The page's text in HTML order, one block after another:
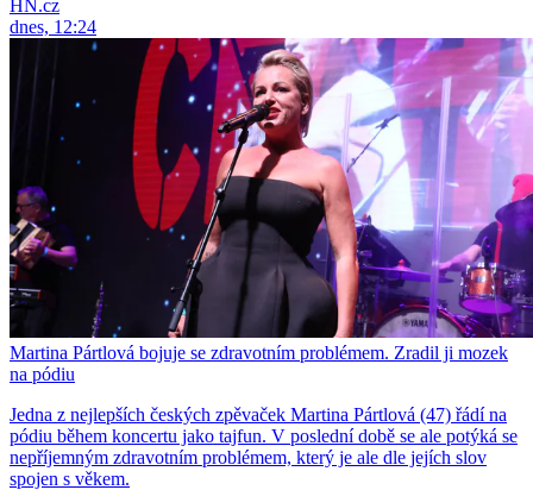
HN.cz
dnes, 12:24
Martina Pártlová bojuje se zdravotním problémem. Zradil ji mozek
na pódiu
Jedna z nejlepších českých zpěvaček Martina Pártlová (47) řádí na
pódiu během koncertu jako tajfun. V poslední době se ale potýká se
nepříjemným zdravotním problémem, který je ale dle jejích slov
spojen s věkem.